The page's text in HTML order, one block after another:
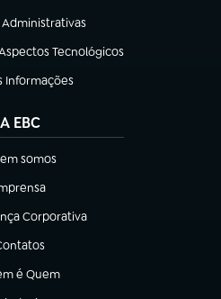
Administrativas
nova aba)
Tecnológicos
Informações
nova aba)
A EBC
somos
em nova aba)
em nova aba)
Corporativa
nova aba)
em nova aba)
é Quem
em nova aba)